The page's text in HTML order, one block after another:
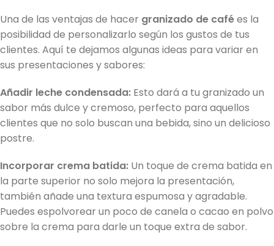
Una de las ventajas de hacer granizado de cafées la
posibilidad de personalizarlo según los gustos de tus
clientes. Aquí te dejamos algunas ideas para variar en
sus presentaciones y sabores:
Añadir leche condensada: Esto dará a tu granizado un
sabor más dulce y cremoso, perfecto para aquellos
clientes que no solo buscan una bebida, sino un delicioso
postre.
Incorporar crema batida: Un toque de crema batida en
la parte superior no solo mejora la presentación,
también añade una textura espumosa y agradable.
Puedes espolvorear un poco de canela o cacao en polvo
sobre la crema para darle un toque extra de sabor.